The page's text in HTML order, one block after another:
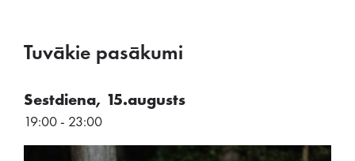
Tuvākie pasākumi
Sestdiena, 15.augusts
19:00 - 23:00